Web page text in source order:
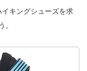
キングシューズを求
。